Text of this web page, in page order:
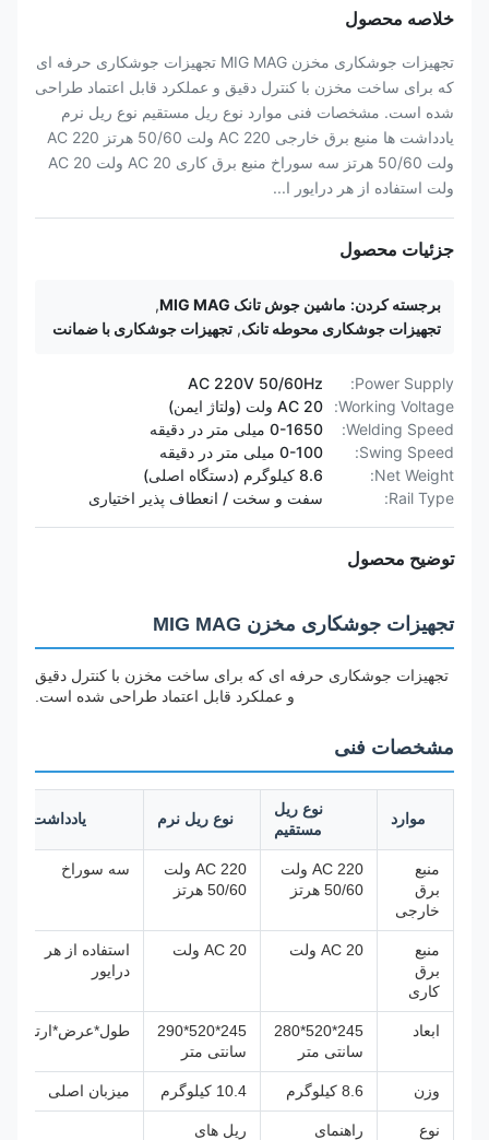
خلاصه محصول
تجهیزات جوشکاری مخزن MIG MAG تجهیزات جوشکاری حرفه ای
که برای ساخت مخزن با کنترل دقیق و عملکرد قابل اعتماد طراحی
شده است. مشخصات فنی موارد نوع ریل مستقیم نوع ریل نرم
یادداشت ها منبع برق خارجی AC 220 ولت 50/60 هرتز AC 220
ولت 50/60 هرتز سه سوراخ منبع برق کاری AC 20 ولت AC 20
ولت استفاده از هر درایور ا...
جزئیات محصول
برجسته کردن: ماشین جوش تانک MIG MAG
,
تجهیزات جوشکاری محوطه تانک, تجهیزات جوشکاری با ضمانت
Power Supply:
AC 220V 50/60Hz
Working Voltage:
AC 20 ولت (ولتاژ ایمن)
Welding Speed:
0-1650 میلی متر در دقیقه
Swing Speed:
0-100 میلی متر در دقیقه
Net Weight:
8.6 کیلوگرم (دستگاه اصلی)
Rail Type:
سفت و سخت / انعطاف پذیر اختیاری
توضیح محصول
تجهیزات جوشکاری مخزن MIG MAG
تجهیزات جوشکاری حرفه ای که برای ساخت مخزن با کنترل دقیق
و عملکرد قابل اعتماد طراحی شده است.
مشخصات فنی
موارد
نوع ریل
مستقیم
نوع ریل نرم یادداشت ها
منبع
برق
خارجی
AC 220 ولت
50/60 هرتز
AC 220 ولت
50/60 هرتز
سه سوراخ
منبع
برق
کاری
AC 20 ولت AC 20 ولت
استفاده از هر
درایور
ابعاد
245*520*280
سانتی متر
245*520*290
سانتی متر
طول*عرض*ارتفاع
وزن 8.6 کیلوگرم 10.4 کیلوگرم میزبان اصلی
نوع
راهنمای
ریل های